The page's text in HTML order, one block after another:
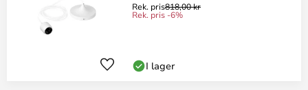
Rek. pris818,00 kr
Rek. pris -6%
I lager